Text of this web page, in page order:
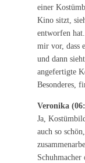
einer
Kino sitzt,
entworfen
mir vor, dass
und dann
angefertigte
Besonderes,
Veronika
Ja,
auch so